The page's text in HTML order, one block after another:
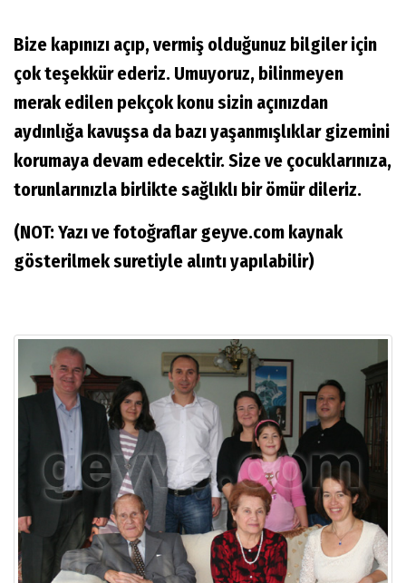
Bize kapınızı açıp, vermiş olduğunuz bilgiler için
çok teşekkür ederiz. Umuyoruz, bilinmeyen
merak edilen pekçok konu sizin açınızdan
aydınlığa kavuşsa da bazı yaşanmışlıklar gizemini
korumaya devam edecektir. Size ve çocuklarınıza,
torunlarınızla birlikte sağlıklı bir ömür dileriz.
(NOT: Yazı ve fotoğraflar geyve.com kaynak
gösterilmek suretiyle alıntı yapılabilir)